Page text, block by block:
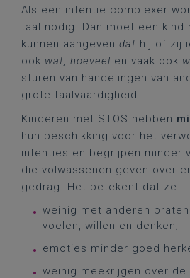
Als een intentie complexer
taal nodig. Dan moet een kind
kunnen aangeven dat hij of zij
ook wat, hoeveel en vaak ook
sturen van handelingen van
grote taalvaardigheid.
Kinderen met STOS hebben
hun beschikking voor het
intenties en begrijpen minder
die volwassenen geven over
gedrag. Het betekent dat ze:
weinig met anderen
voelen, willen en denken;
emoties minder goed
weinig meekrijgen over de